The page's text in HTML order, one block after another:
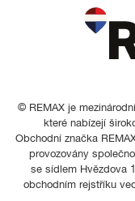
© REMAX je
které nabízejí
Obchodní značka
provozovány
se sídlem Hvězdova
obchodním rejstříku